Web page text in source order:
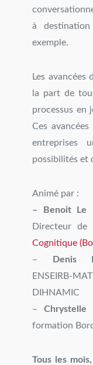
à destination
exemple.
Les avancées
la part de
processus en
Ces
entreprises
possibilités et
Animé par :
– Benoit Le
Directeur de
Cognitique
–
Denis
ENSEIRB-
DIHNAMIC
–Chrystelle
formation
Tous les